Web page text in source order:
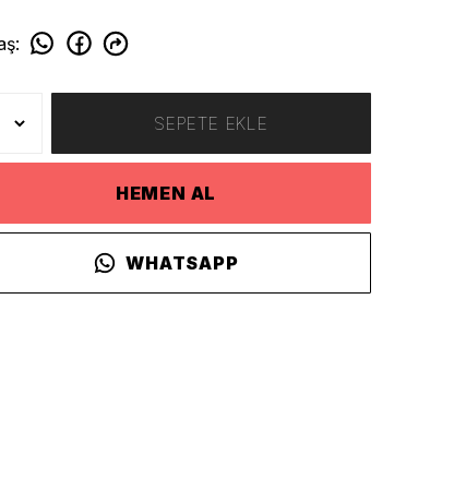
:
SEPETE EKLE
HEMEN AL
WHATSAPP